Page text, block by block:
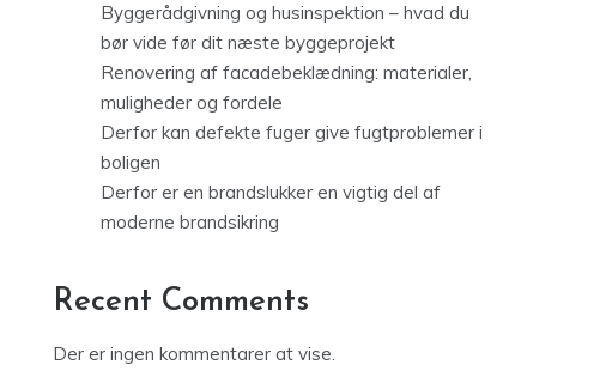
Byggerådgivning og husinspektion – hvad du
bør vide før dit næste byggeprojekt
Renovering af facadebeklædning: materialer,
muligheder og fordele
Derfor kan defekte fuger give fugtproblemer i
boligen
Derfor er en brandslukker en vigtig del af
moderne brandsikring
Recent Comments
Der er ingen kommentarer at vise.